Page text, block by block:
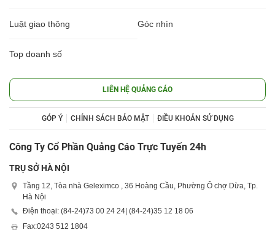
Luật giao thông Góc nhìn
Top doanh số
LIÊN HỆ QUẢNG CÁO
GÓP Ý CHÍNH SÁCH BẢO MẬT ĐIỀU KHOẢN SỬ DỤNG
Công Ty Cổ Phần Quảng Cáo Trực Tuyến 24h
TRỤ SỞ HÀ NỘI
Tầng 12, Tòa nhà Geleximco , 36 Hoàng Cầu, Phường Ô chợ Dừa, Tp.
Hà Nội
Điện thoại: (84-24)73 00 24 24 | (84-24)35 12 18 06
Fax:0243 512 1804